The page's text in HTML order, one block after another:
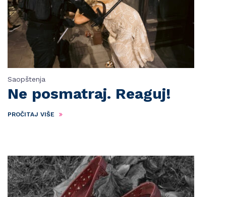
Saopštenja
Ne posmatraj. Reaguj!
PROČITAJ VIŠE